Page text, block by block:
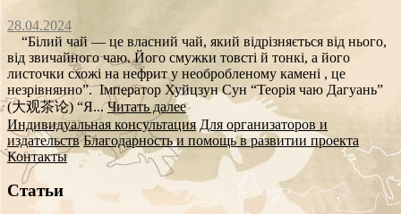
28.04.2024
“Білий чай — це власний чай, який відрізняється від нього,
від звичайного чаю. Його смужки товсті й тонкі, а його
листочки схожі на нефрит у необробленому камені , це
незрівнянно”. Імператор Хуйцзун Сун “Теорія чаю Дагуань”
(大观茶论) “Я...Читать далее
Индивидуальная консультация Для организаторов и
издательств Благодарность и помощь в развитии проекта
Контакты
Статьи